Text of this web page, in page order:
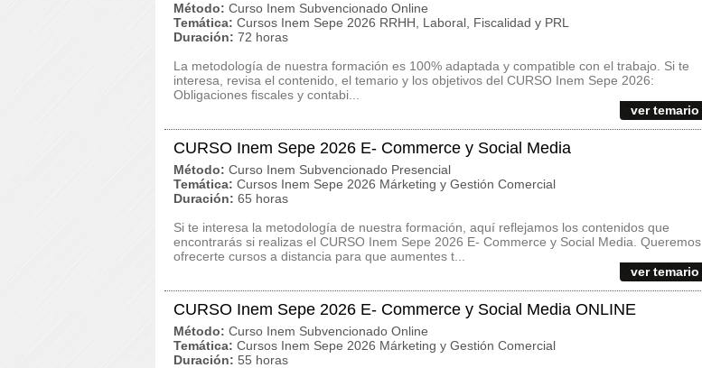
Método: Curso Inem Subvencionado Online
Temática: Cursos Inem Sepe 2026 RRHH, Laboral, Fiscalidad y PRL
Duración: 72 horas
La metodología de nuestra formación es 100% adaptada y compatible con el trabajo. Si te
interesa, revisa el contenido, el temario y los objetivos del CURSO Inem Sepe 2026:
Obligaciones fiscales y contabi...
ver temario
CURSO Inem Sepe 2026 E- Commerce y Social Media
Método: Curso Inem Subvencionado Presencial
Temática: Cursos Inem Sepe 2026 Márketing y Gestión Comercial
Duración: 65 horas
Si te interesa la metodología de nuestra formación, aquí reflejamos los contenidos que
encontrarás si realizas el CURSO Inem Sepe 2026 E- Commerce y Social Media. Queremos
ofrecerte cursos a distancia para que aumentes t...
ver temario
CURSO Inem Sepe 2026 E- Commerce y Social Media ONLINE
Método: Curso Inem Subvencionado Online
Temática: Cursos Inem Sepe 2026 Márketing y Gestión Comercial
Duración: 55 horas